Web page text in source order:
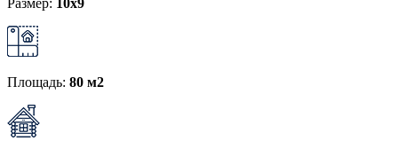
Площадь: 80 м2